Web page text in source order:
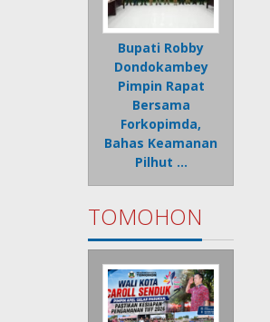
Bupati Robby
Dondokambey
Pimpin Rapat
Bersama
Forkopimda,
Bahas Keamanan
Pilhut …
TOMOHON